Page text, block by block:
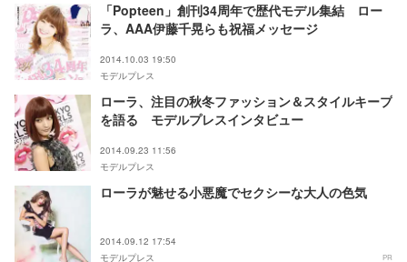
「Popteen」創刊34周年で歴代モデル集結 ロー
ラ、AAA伊藤千晃らも祝福メッセージ
2014.10.03 19:50
モデルプレス
ローラ、注目の秋冬ファッション＆スタイルキープ
を語る モデルプレスインタビュー
2014.09.23 11:56
モデルプレス
ローラが魅せる小悪魔でセクシーな大人の色気
2014.09.12 17:54
モデルプレス
PR